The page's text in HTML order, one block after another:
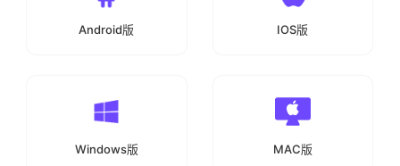
Android版 IOS版
Windows版 MAC版